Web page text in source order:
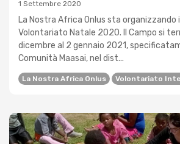
1 Settembre 2020
La Nostra Africa Onlus sta organizzando
Volontariato Natale 2020. Il Campo si
dicembre al 2 gennaio 2021,
Comunità Maasai, nel dist...
La Nostra Africa Onlus Volontariato